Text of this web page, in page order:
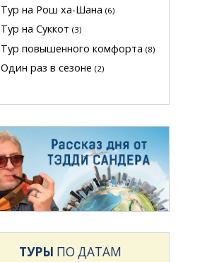
Тур на Рош ха-Шана (6)
Тур на Суккот (3)
Тур повышенного комфорта (8)
Один раз в сезоне (2)
ТУРЫ ПО ДАТАМ